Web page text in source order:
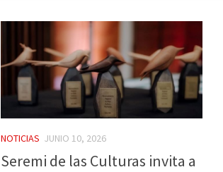
NOTICIAS JUNIO 10, 2026
Seremi de las Culturas invita a